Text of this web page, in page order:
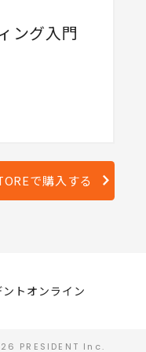
ング入門
で購入する
トオンライン
PRESIDENT Inc.